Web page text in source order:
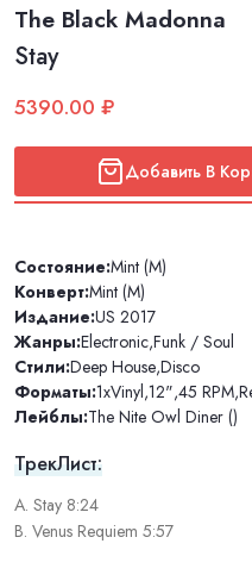
The Black Madonna
Stay
5390.00 ₽
Добавить В
Состояние:Mint (M)
Конверт:Mint (M)
Издание:US 2017
Жанры:Electronic,Funk / Soul
Стили:Deep House,Disco
Форматы:1xVinyl,12",45 RPM,
Лейблы:The Nite Owl Diner ()
ТрекЛист:
A. Stay 8:24
B. Venus Requiem 5:57